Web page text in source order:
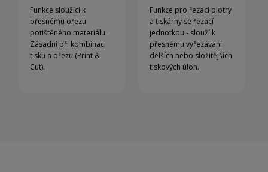
Funkce sloužící k
přesnému ořezu
potištěného materiálu.
Zásadní při kombinaci
tisku a ořezu (Print &
Cut).
Funkce pro řezací plotry
a tiskárny se řezací
jednotkou - slouží k
přesnému vyřezávání
delších nebo složitějších
tiskových úloh.